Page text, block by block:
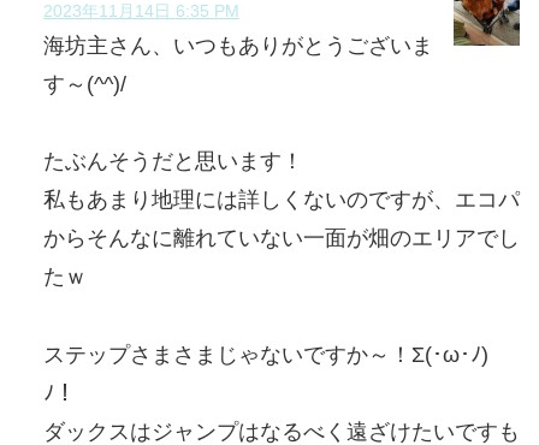
2023年11月14日 6:35 PM
海坊主さん、いつもありがとうございま
す～(^^)/
たぶんそうだと思います！
私もあまり地理には詳しくないのですが、エコパ
からそんなに離れていない一面が畑のエリアでし
たｗ
ステップさまさまじゃないですか～！Σ(･ω･ﾉ)
ﾉ！
ダックスはジャンプはなるべく遠ざけたいですも